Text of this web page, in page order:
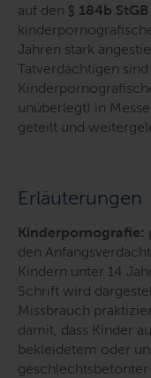
auf den § 184b StGB
Jahren stark
Tatverdächtigen
unüberlegt) in
geteilt und
Erläuterungen
Kinderpornografie:
den
Kindern unter 14
Schrift wird
Missbrauch
damit, dass Kinder
bekleidetem oder